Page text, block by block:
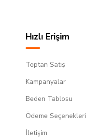
Hızlı Erişim
Toptan Satış
Kampanyalar
Beden Tablosu
Ödeme Seçenekleri
İletişim